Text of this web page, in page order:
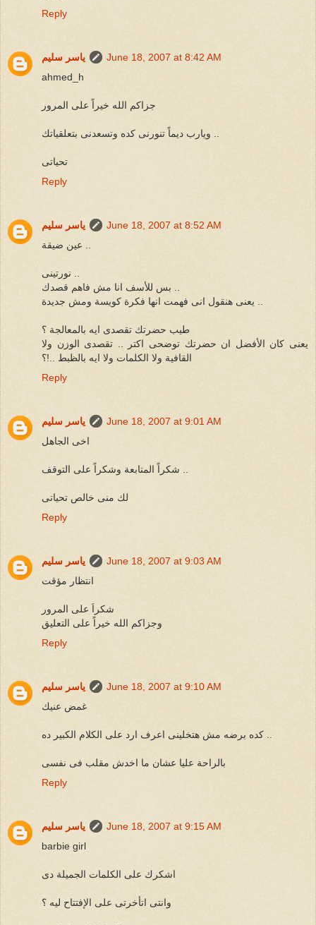
Reply
ياسر سليم
June 18, 2007 at 8:42 AM
ahmed_h
جزاكم الله خيراً على المرور
تحياتى
Reply
ياسر سليم
June 18, 2007 at 8:52 AM
طيب حضرتك تقصدى ايه بالمعالجة ؟
يعنى كان الأفضل ان حضرتك توضحى اكتر .. تقصدى الوزن ولا
القافية ولا الكلمات ولا ايه بالظبط ..!؟
Reply
ياسر سليم
June 18, 2007 at 9:01 AM
اخى الجاهل
لك منى خالص تحياتى
Reply
ياسر سليم
June 18, 2007 at 9:03 AM
انتظار مؤقت
شكراَ على المرور
وجزاكم الله خيراً على التعليق
Reply
ياسر سليم
June 18, 2007 at 9:10 AM
غمض عنيك
بالراحة عليا عشان ما اخدش مقلب فى نفسى
Reply
ياسر سليم
June 18, 2007 at 9:15 AM
barbie girl
اشكرك على الكلمات الجميلة دى
وانتى اتأخرتى على الإفتتاح ليه ؟